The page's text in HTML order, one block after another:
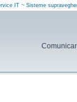
IT ~ Sisteme